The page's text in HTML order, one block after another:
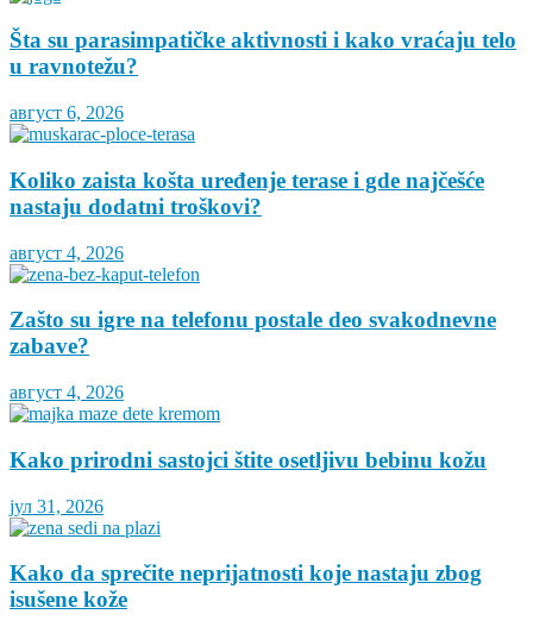
Šta su parasimpatičke aktivnosti i kako vraćaju telo
u ravnotežu?
август 6, 2026
Koliko zaista košta uređenje terase i gde najčešće
nastaju dodatni troškovi?
август 4, 2026
Zašto su igre na telefonu postale deo svakodnevne
zabave?
август 4, 2026
Kako prirodni sastojci štite osetljivu bebinu kožu
јул 31, 2026
Kako da sprečite neprijatnosti koje nastaju zbog
isušene kože